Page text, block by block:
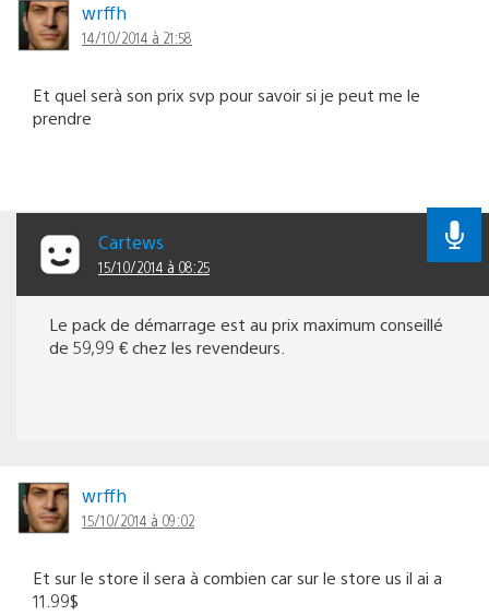
wrffh
14/10/2014 à 21:58
Et quel serà son prix svp pour savoir si je peut me le
prendre
Cartews
15/10/2014 à 08:25
Le pack de démarrage est au prix maximum conseillé
de 59,99 € chez les revendeurs.
wrffh
15/10/2014 à 09:02
Et sur le store il sera à combien car sur le store us il ai a
11.99$